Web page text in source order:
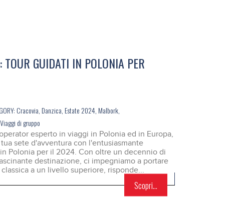
GUIDATI IN POLONIA PER
Cracovia,Danzica,Estate 2024,Malbork,
Viaggi di gruppo
esperto in viaggi in Polonia ed in Europa,
sete d'avventura con l'entusiasmante
Polonia per il 2024. Con oltre un decennio di
destinazione, ci impegniamo a portare
a un livello superiore, risponde...
Scopri...